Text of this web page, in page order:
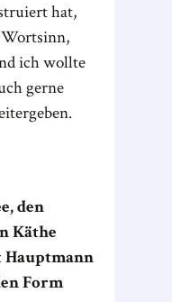
hat,
ich wollte
gerne
den
Käthe
Form